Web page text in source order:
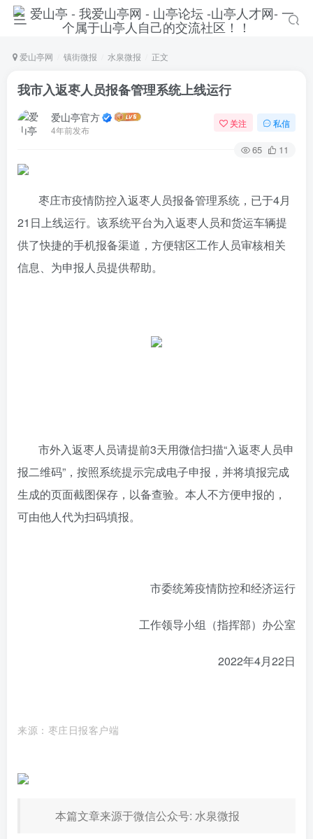
爱山亭网 镇街微报 水泉微报 正文
我市入返枣人员报备管理系统上线运行
爱山亭官方
4年前发布
关注 私信
65 11
枣庄市疫情防控入返枣人员报备管理系统，已于4月
21日上线运行。该系统平台为入返枣人员和货运车辆提
供了快捷的手机报备渠道，方便辖区工作人员审核相关
信息、为申报人员提供帮助。
市外入返枣人员请提前3天用微信扫描“入返枣人员申
报二维码”，按照系统提示完成电子申报，并将填报完成
生成的页面截图保存，以备查验。本人不方便申报的，
可由他人代为扫码填报。
市委统筹疫情防控和经济运行
工作领导小组（指挥部）办公室
2022年4月22日
来源：枣庄日报客户端
本篇文章来源于微信公众号: 水泉微报